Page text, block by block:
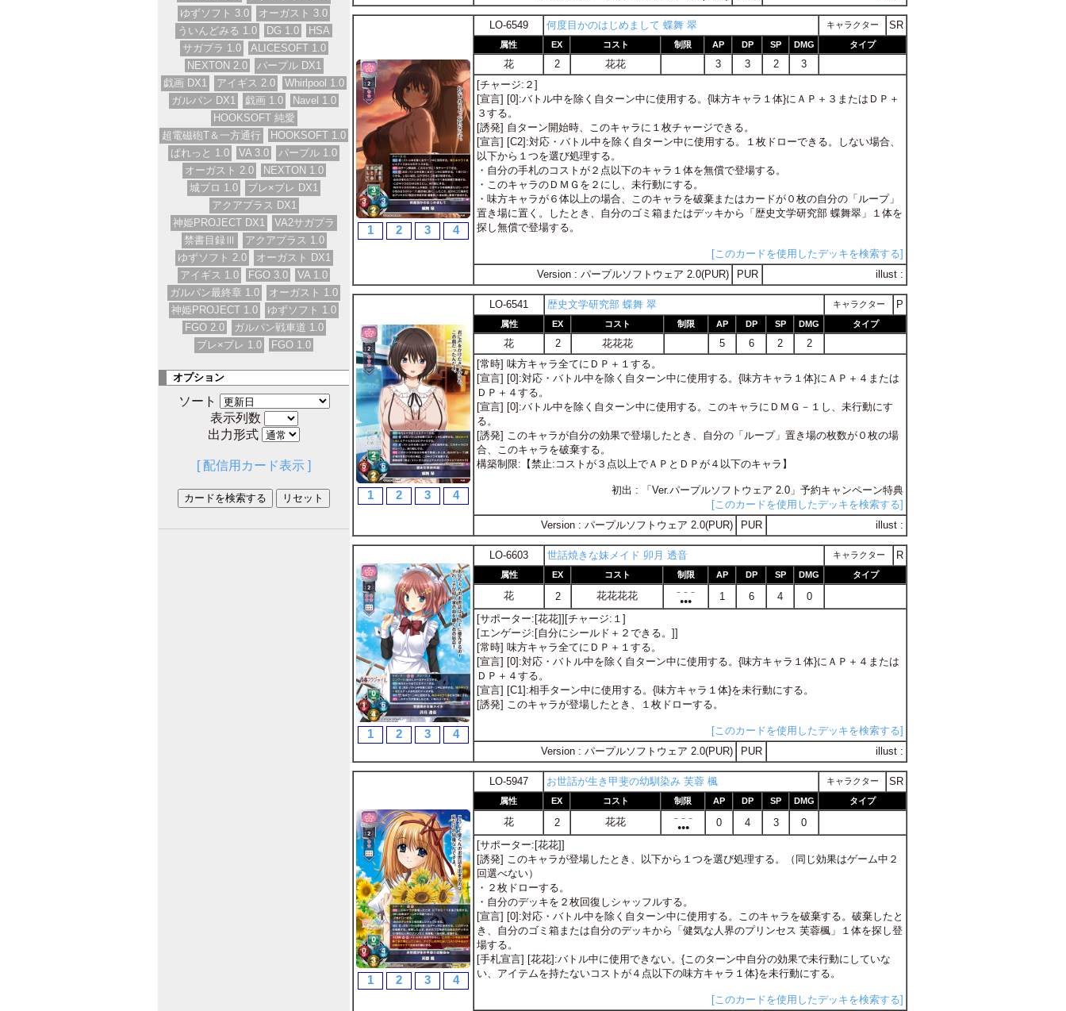
ゆずソフト 3.0
オーガスト 3.0
ういんどみる 1.0
DG 1.0
HSA
サガプラ 1.0
ALICESOFT 1.0
NEXTON 2.0
パープル DX1
戯画 DX1
アイギス 2.0
Whirlpool 1.0
ガルパン DX1
戯画 1.0
Navel 1.0
HOOKSOFT 純愛
超電磁砲T＆一方通行
HOOKSOFT 1.0
ぱれっと 1.0
VA 3.0
パープル 1.0
オーガスト 2.0
NEXTON 1.0
城プロ 1.0
ブレ×ブレ DX1
アクアプラス DX1
神姫PROJECT DX1
VA2サガプラ
禁書目録Ⅲ
アクアプラス 1.0
ゆずソフト 2.0
オーガスト DX1
アイギス 1.0
FGO 3.0
VA 1.0
ガルパン最終章 1.0
オーガスト 1.0
神姫PROJECT 1.0
ゆずソフト 1.0
FGO 2.0
ガルパン戦車道 1.0
ブレ×ブレ 1.0
FGO 1.0
オプション
ソート
表示列数
出力形式
[ 配信用カード表示 ]
1 2 3 4
LO-6549 何度目かのはじめまして 蝶舞 翠 キャラクター SR
属性 EX コスト 制限 AP DP SP DMG タイプ
花 2 花花 3 3 2
3
[チャージ:２]
[宣言] [0]:バトル中を除く自ターン中に使用する。{味方キャラ１体}にＡＰ＋３またはＤＰ＋
３する。
[誘発] 自ターン開始時、このキャラに１枚チャージできる。
[宣言] [C2]:対応・バトル中を除く自ターン中に使用する。１枚ドローできる。しない場合、
以下から１つを選び処理する。
・自分の手札のコストが２点以下のキャラ１体を無償で登場する。
・このキャラのＤＭＧを２にし、未行動にする。
・味方キャラが６体以上の場合、このキャラを破棄またはカードが０枚の自分の「ループ」
置き場に置く。したとき、自分のゴミ箱またはデッキから「歴史文学研究部 蝶舞翠」１体を
探し無償で登場する。
[このカードを使用したデッキを検索する]
Version : パープルソフトウェア 2.0(PUR)
PUR illust :
1 2 3 4
LO-6541 歴史文学研究部 蝶舞 翠 キャラクター P
属性 EX コスト 制限 AP DP SP DMG タイプ
花 2 花花花 5 6 2
2
[常時] 味方キャラ全てにＤＰ＋１する。
[宣言] [0]:対応・バトル中を除く自ターン中に使用する。{味方キャラ１体}にＡＰ＋４または
ＤＰ＋４する。
[宣言] [0]:バトル中を除く自ターン中に使用する。このキャラにＤＭＧ－１し、未行動にす
る。
[誘発] このキャラが自分の効果で登場したとき、自分の「ループ」置き場の枚数が０枚の場
合、このキャラを破棄する。
構築制限:【禁止:コストが３点以上でＡＰとＤＰが４以下のキャラ】
初出 : 「Ver.パープルソフトウェア 2.0」予約キャンペーン特典
[このカードを使用したデッキを検索する]
Version : パープルソフトウェア 2.0(PUR)
PUR illust :
1 2 3 4
LO-6603 世話焼きな妹メイド 卯月 透音 キャラクター R
属性 EX コスト 制限 AP DP SP DMG タイプ
花 2 花花花花
－－－
●●●
1 6 4
0
[サポーター:[花花]][チャージ:１]
[エンゲージ:[自分にシールド＋２できる。]]
[常時] 味方キャラ全てにＤＰ＋１する。
[宣言] [0]:対応・バトル中を除く自ターン中に使用する。{味方キャラ１体}にＡＰ＋４または
ＤＰ＋４する。
[宣言] [C1]:相手ターン中に使用する。{味方キャラ１体}を未行動にする。
[誘発] このキャラが登場したとき、１枚ドローする。
[このカードを使用したデッキを検索する]
Version : パープルソフトウェア 2.0(PUR)
PUR illust :
1 2 3 4
LO-5947 お世話が生き甲斐の幼馴染み 芙蓉 楓 キャラクター SR
属性 EX コスト 制限 AP DP SP DMG タイプ
花 2 花花
－－－
●●●
0 4 3
0
[サポーター:[花花]]
[誘発] このキャラが登場したとき、以下から１つを選び処理する。（同じ効果はゲーム中２
回選べない）
・２枚ドローする。
・自分のデッキを２枚回復しシャッフルする。
[宣言] [0]:対応・バトル中を除く自ターン中に使用する。このキャラを破棄する。破棄したと
き、自分のゴミ箱または自分のデッキから「健気な人界のプリンセス 芙蓉楓」１体を探し登
場する。
[手札宣言] [花花]:バトル中に使用できない。{このターン中自分の効果で未行動にしていな
い、アイテムを持たないコストが４点以下の味方キャラ１体}を未行動にする。
[このカードを使用したデッキを検索する]